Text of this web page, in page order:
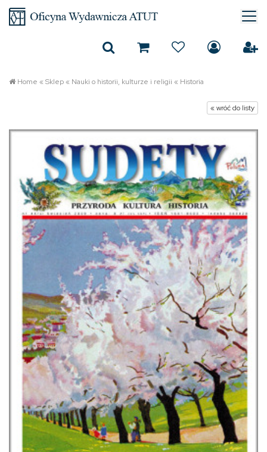
Home «Sklep« Nauki o historii, kulturze i religii « Historia
« wróć do listy